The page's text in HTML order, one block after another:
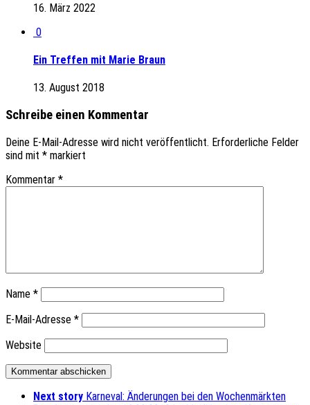
16. März 2022
0
Ein Treffen mit Marie Braun
13. August 2018
Schreibe einen Kommentar
Deine E-Mail-Adresse wird nicht veröffentlicht. Erforderliche Felder
sind mit * markiert
Kommentar *
Name *
E-Mail-Adresse *
Website
Next story Karneval: Änderungen bei den Wochenmärkten